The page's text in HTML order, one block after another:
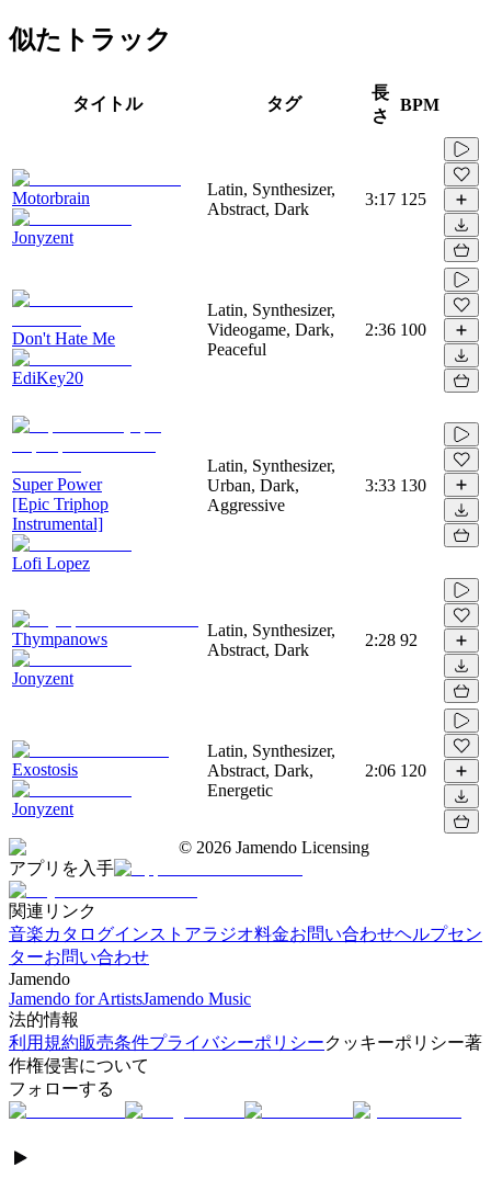
似たトラック
タイトル タグ
長
さ
BPM
Motorbrain
Jonyzent
Latin, Synthesizer,
Abstract, Dark
3:17 125
Don't Hate Me
EdiKey20
Latin, Synthesizer,
Videogame, Dark,
Peaceful
2:36 100
Super Power
[Epic Triphop
Instrumental]
Lofi Lopez
Latin, Synthesizer,
Urban, Dark,
Aggressive
3:33 130
Thympanows
Jonyzent
Latin, Synthesizer,
Abstract, Dark
2:28 92
Exostosis
Jonyzent
Latin, Synthesizer,
Abstract, Dark,
Energetic
2:06 120
© 2026 Jamendo Licensing
アプリを入手
関連リンク
音楽カタログインストアラジオ料金お問い合わせヘルプセン
ターお問い合わせ
Jamendo
Jamendo for ArtistsJamendo Music
法的情報
利用規約販売条件プライバシーポリシークッキーポリシー著
作権侵害について
フォローする